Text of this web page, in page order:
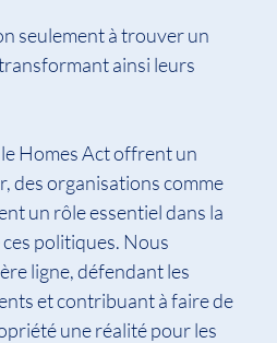
seulement à trouver un
ainsi leurs
le Homes Act offrent un
des organisations comme
un rôle essentiel dans la
politiques. Nous
ligne, défendant les
et contribuant à faire de
une réalité pour les